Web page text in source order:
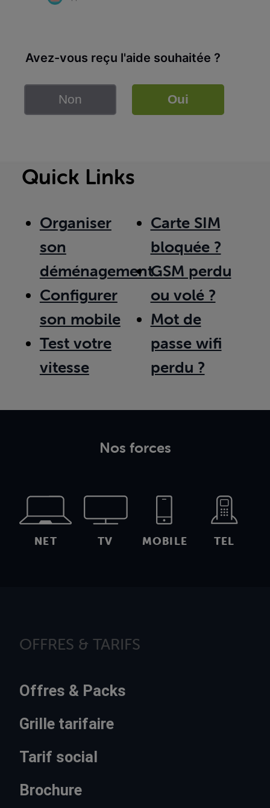
Avez-vous reçu l'aide souhaitée ?
Non Oui
Quick Links
Organiser
son
déménagement
Configurer
son mobile
Test votre
vitesse
Carte SIM
bloquée ?
GSM perdu
ou volé ?
Mot de
passe wifi
perdu ?
Nos forces
NET TV MOBILE TEL
OFFRES & TARIFS
Offres & Packs
Grille tarifaire
Tarif social
Brochure